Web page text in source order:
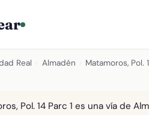
Real Almadén Matamoros, Pol.
Pol. 14 Parc 1 es una vía de